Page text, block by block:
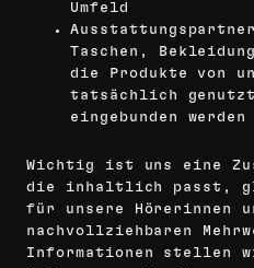
Umfeld
Taschen,
die Produkte von
tatsächlich
eingebunden werden
Wichtig ist uns eine
die inhaltlich passt,
für unsere Hörerinnen
nachvollziehbaren
Informationen stellen